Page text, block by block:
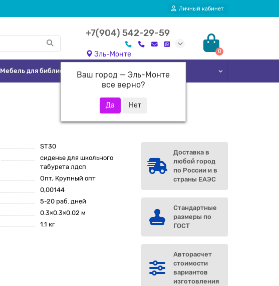
Личный кабинет
+7(904) 542-29-59
Эль-Монте
Ваш город — Эль-Монте
все верно?
0
Мебель для библиотек
ST30
сиденье для школьного
табурета лдсп
Опт, Крупный опт
0,00144
5-20 раб. дней
0.3×0.3×0.02 м
1.1 кг
Доставка в
любой город
по России и в
страны ЕАЭС
Стандартные
размеры по
ГОСТ
Авторасчет
стоимости
вариантов
изготовления